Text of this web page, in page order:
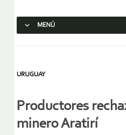
MENÚ
URUGUAY
Productores
minero Aratirí